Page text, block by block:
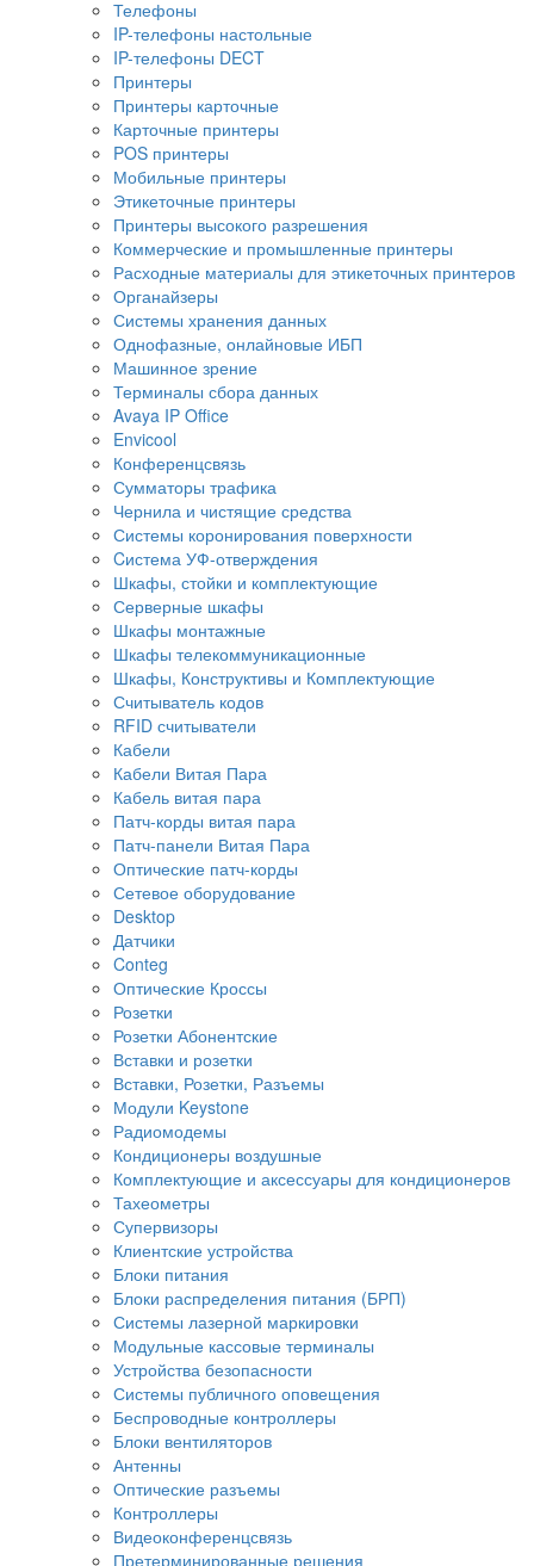
Телефоны
IP-телефоны настольные
IP-телефоны DECT
Принтеры
Принтеры карточные
Карточные принтеры
POS принтеры
Мобильные принтеры
Этикеточные принтеры
Принтеры высокого разрешения
Коммерческие и промышленные принтеры
Расходные материалы для этикеточных принтеров
Органайзеры
Системы хранения данных
Однофазные, онлайновые ИБП
Машинное зрение
Терминалы сбора данных
Avaya IP Office
Envicool
Конференцсвязь
Сумматоры трафика
Чернила и чистящие средства
Системы коронирования поверхности
Cистема УФ-отверждения
Шкафы, стойки и комплектующие
Серверные шкафы
Шкафы монтажные
Шкафы телекоммуникационные
Шкафы, Конструктивы и Комплектующие
Считыватель кодов
RFID считыватели
Кабели
Кабели Витая Пара
Кабель витая пара
Патч-корды витая пара
Патч-панели Витая Пара
Оптические патч-корды
Сетевое оборудование
Desktop
Датчики
Conteg
Оптические Кроссы
Розетки
Розетки Абонентские
Вставки и розетки
Вставки, Розетки, Разъемы
Модули Keystone
Радиомодемы
Кондиционеры воздушные
Комплектующие и аксессуары для кондиционеров
Тахеометры
Супервизоры
Клиентские устройства
Блоки питания
Блоки распределения питания (БРП)
Системы лазерной маркировки
Модульные кассовые терминалы
Устройства безопасности
Системы публичного оповещения
Беспроводные контроллеры
Блоки вентиляторов
Антенны
Оптические разъемы
Контроллеры
Видеоконференцсвязь
Претерминированные решения